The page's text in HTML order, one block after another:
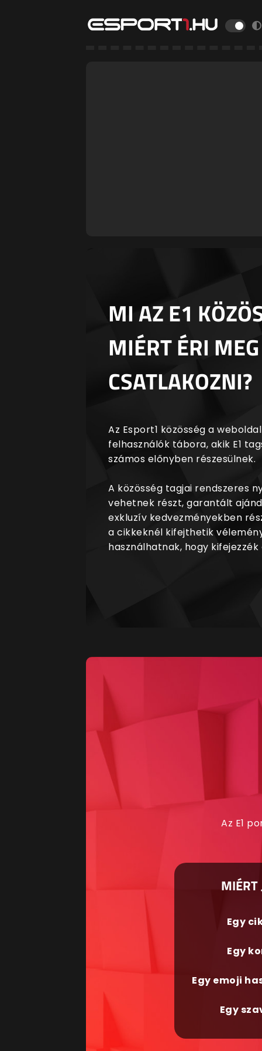
MI AZ E1
MIÉRT ÉRI MEG
CSATLAKOZNI?
Az Esport1 közösség a
felhasználók tábora, akik E1
számos előnyben részesülnek.
A közösség tagjai rendszeres
vehetnek részt, garantált
exkluzív kedvezményekben
a cikkeknél kifejthetik
használhatnak, hogy
Az E1
MIÉRT
Egy
Egy
Egy emoji
Egy